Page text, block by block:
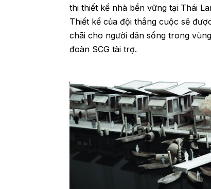
thi thiết kế nhà bền vững tại Thái
Thiết kế của đội thắng cuộc sẽ
chãi cho người dân sống trong
đoàn SCG tài trợ.